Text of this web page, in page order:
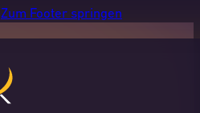
Zum Footer springen